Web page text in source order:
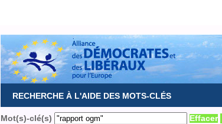
RECHERCHE À L'AIDE DES MOTS-CLÉS
Mot(s)-clé(s)
Effacer